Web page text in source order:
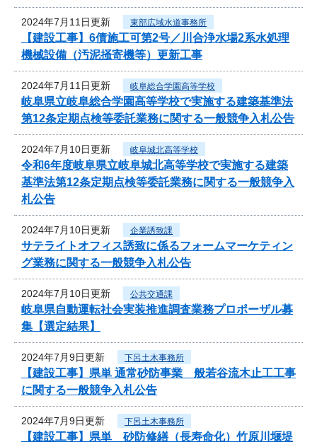
2024年7月11日更新 東部広域水道事務所
【建設工事】6債施工可第2号／川合浄水場2系水処理
機械設備（汚泥掻寄機等）更新工事
2024年7月11日更新 岐阜総合学園高等学校
岐阜県立岐阜総合学園高等学校で実施する建築基準法
第12条定期点検等委託業務に関する一般競争入札公告
2024年7月10日更新 岐阜城北高等学校
令和6年度岐阜県立岐阜城北高等学校で実施する建築
基準法第12条定期点検等委託業務に関する一般競争入
札公告
2024年7月10日更新 企業誘致課
サテライトオフィス誘致に係るフォームマーケティン
グ業務に関する一般競争入札公告
2024年7月10日更新 公共交通課
岐阜県自動運転社会実装推進調査業務プロポーザル募
集【選定結果】
2024年7月9日更新 下呂土木事務所
【建設工事】県単 通常砂防事業 般若谷流木止工工事
に関する一般競争入札公告
2024年7月9日更新 下呂土木事務所
【建設工事】県単 砂防修繕（長寿命化）竹原川堰堤